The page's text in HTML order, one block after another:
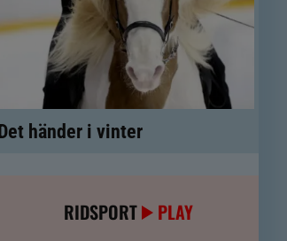
Det händer i vinter
RIDSPORT PLAY